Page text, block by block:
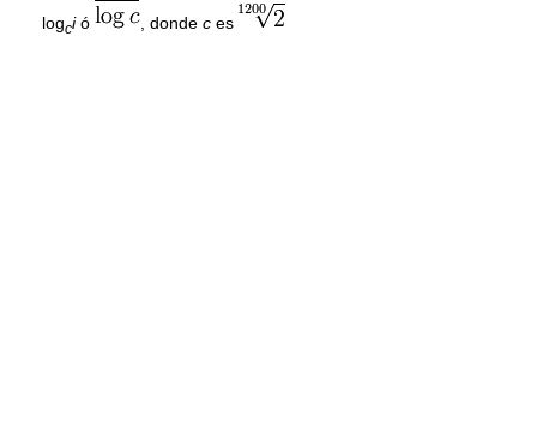
logció , donde c es